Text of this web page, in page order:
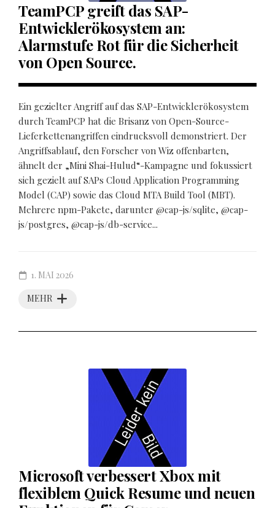
TeamPCP greift das SAP-
Entwicklerökosystem an:
Alarmstufe Rot für die Sicherheit
von Open Source.
Ein gezielter Angriff auf das SAP-Entwicklerökosystem
durch TeamPCP hat die Brisanz von Open-Source-
Lieferkettenangriffen eindrucksvoll demonstriert. Der
Angriffsablauf, den Forscher von Wiz offenbarten,
ähnelt der „Mini Shai-Hulud“-Kampagne und fokussiert
sich gezielt auf SAPs Cloud Application Programming
Model (CAP) sowie das Cloud MTA Build Tool (MBT).
Mehrere npm-Pakete, darunter @cap-js/sqlite, @cap-
js/postgres, @cap-js/db-service...
MEHR
1. MAI 2026
Microsoft verbessert Xbox mit
flexiblem Quick Resume und neuen